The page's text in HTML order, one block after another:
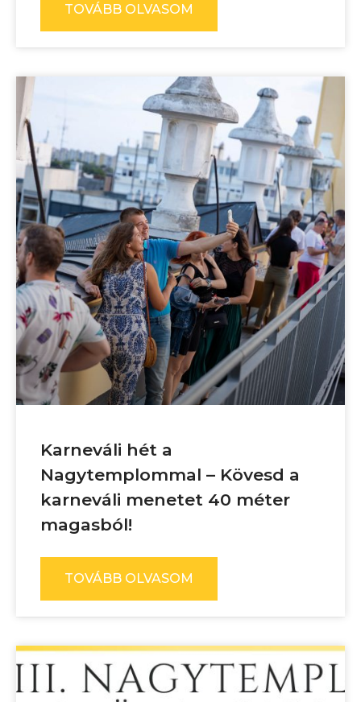
TOVÁBB OLVASOM
Karneváli hét a
Nagytemplommal – Kövesd a
karneváli menetet 40 méter
magasból!
TOVÁBB OLVASOM